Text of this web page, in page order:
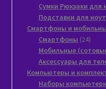
Сумки Рюкзаки для
Подставки для
Смартфоны и
Смартфоны 2424
Мобильные
Аксессуары для
Компьютеры и
Наборы